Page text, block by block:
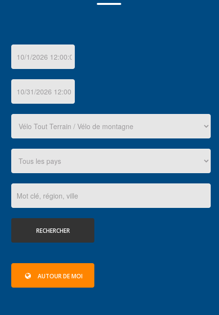
RECHERCHER
AUTOUR DE MOI